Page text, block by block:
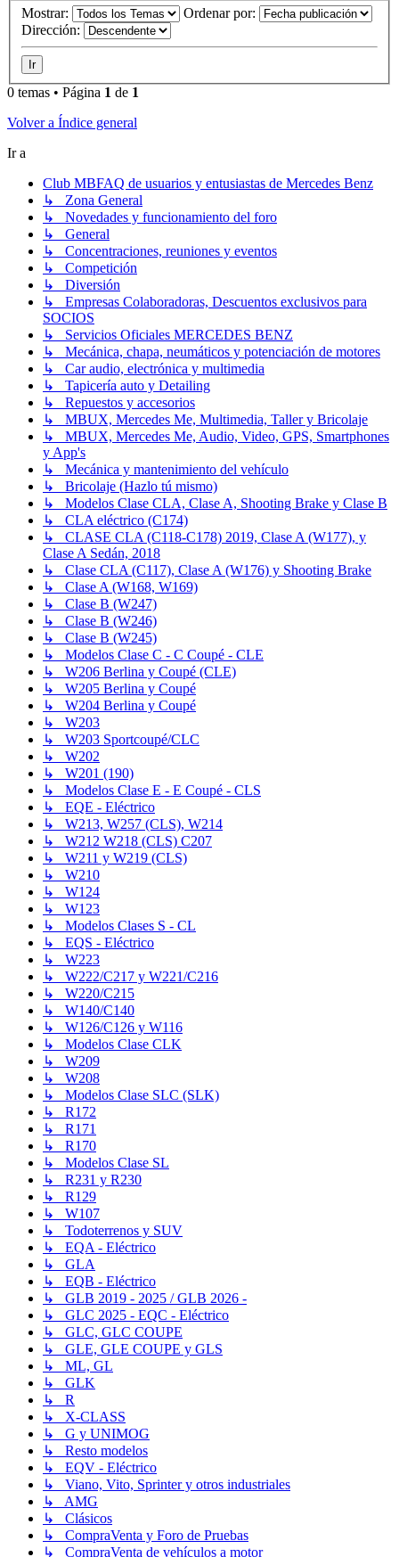
Mostrar:
Ordenar por:
Dirección:
0 temas • Página 1 de 1
Volver a Índice general
Ir a
Club MBFAQ de usuarios y entusiastas de Mercedes Benz
↳ Zona General
↳ Novedades y funcionamiento del foro
↳ General
↳ Concentraciones, reuniones y eventos
↳ Competición
↳ Diversión
↳ Empresas Colaboradoras, Descuentos exclusivos para
SOCIOS
↳ Servicios Oficiales MERCEDES BENZ
↳ Mecánica, chapa, neumáticos y potenciación de motores
↳ Car audio, electrónica y multimedia
↳ Tapicería auto y Detailing
↳ Repuestos y accesorios
↳ MBUX, Mercedes Me, Multimedia, Taller y Bricolaje
↳ MBUX, Mercedes Me, Audio, Video, GPS, Smartphones
y App's
↳ Mecánica y mantenimiento del vehículo
↳ Bricolaje (Hazlo tú mismo)
↳ Modelos Clase CLA, Clase A, Shooting Brake y Clase B
↳ CLA eléctrico (C174)
↳ CLASE CLA (C118-C178) 2019, Clase A (W177), y
Clase A Sedán, 2018
↳ Clase CLA (C117), Clase A (W176) y Shooting Brake
↳ Clase A (W168, W169)
↳ Clase B (W247)
↳ Clase B (W246)
↳ Clase B (W245)
↳ Modelos Clase C - C Coupé - CLE
↳ W206 Berlina y Coupé (CLE)
↳ W205 Berlina y Coupé
↳ W204 Berlina y Coupé
↳ W203
↳ W203 Sportcoupé/CLC
↳ W202
↳ W201 (190)
↳ Modelos Clase E - E Coupé - CLS
↳ EQE - Eléctrico
↳ W213, W257 (CLS), W214
↳ W212 W218 (CLS) C207
↳ W211 y W219 (CLS)
↳ W210
↳ W124
↳ W123
↳ Modelos Clases S - CL
↳ EQS - Eléctrico
↳ W223
↳ W222/C217 y W221/C216
↳ W220/C215
↳ W140/C140
↳ W126/C126 y W116
↳ Modelos Clase CLK
↳ W209
↳ W208
↳ Modelos Clase SLC (SLK)
↳ R172
↳ R171
↳ R170
↳ Modelos Clase SL
↳ R231 y R230
↳ R129
↳ W107
↳ Todoterrenos y SUV
↳ EQA - Eléctrico
↳ GLA
↳ EQB - Eléctrico
↳ GLB 2019 - 2025 / GLB 2026 -
↳ GLC 2025 - EQC - Eléctrico
↳ GLC, GLC COUPE
↳ GLE, GLE COUPE y GLS
↳ ML, GL
↳ GLK
↳ R
↳ X-CLASS
↳ G y UNIMOG
↳ Resto modelos
↳ EQV - Eléctrico
↳ Viano, Vito, Sprinter y otros industriales
↳ AMG
↳ Clásicos
↳ CompraVenta y Foro de Pruebas
↳ CompraVenta de vehículos a motor